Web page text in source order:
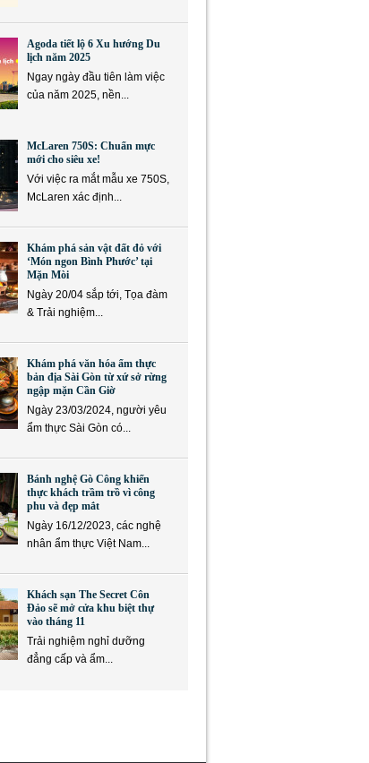
Agoda tiết lộ 6 Xu hướng Du
lịch năm 2025
Ngay ngày đầu tiên làm việc
của năm 2025, nền...
McLaren 750S: Chuẩn mực
mới cho siêu xe!
Với việc ra mắt mẫu xe 750S,
McLaren xác định...
Khám phá sản vật đất đỏ với
‘Món ngon Bình Phước’ tại
Mặn Mòi
Ngày 20/04 sắp tới, Tọa đàm
& Trải nghiệm...
Khám phá văn hóa ẩm thực
bản địa Sài Gòn từ xứ sở rừng
ngập mặn Cần Giờ
Ngày 23/03/2024, người yêu
ẩm thực Sài Gòn có...
Bánh nghệ Gò Công khiến
thực khách trầm trồ vì công
phu và đẹp mắt
Ngày 16/12/2023, các nghệ
nhân ẩm thực Việt Nam...
Khách sạn The Secret Côn
Đảo sẽ mở cửa khu biệt thự
vào tháng 11
Trải nghiệm nghỉ dưỡng
đẳng cấp và ẩm...